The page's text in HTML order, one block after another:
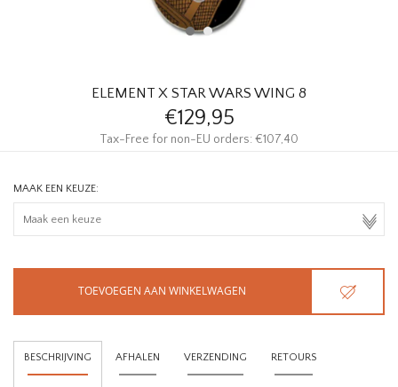
ELEMENT X STAR WARS WING 8
€129,95
Tax-Free for non-EU orders: €107,40
MAAK EEN KEUZE:
TOEVOEGEN AAN WINKELWAGEN
BESCHRIJVING AFHALEN VERZENDING RETOURS